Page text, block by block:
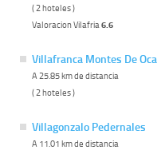
( 2 hoteles )
Valoracion Vilafria 6.6
Villafranca Montes De Oca
A 25.85 km de distancia
( 2 hoteles )
Villagonzalo Pedernales
A 11.01 km de distancia